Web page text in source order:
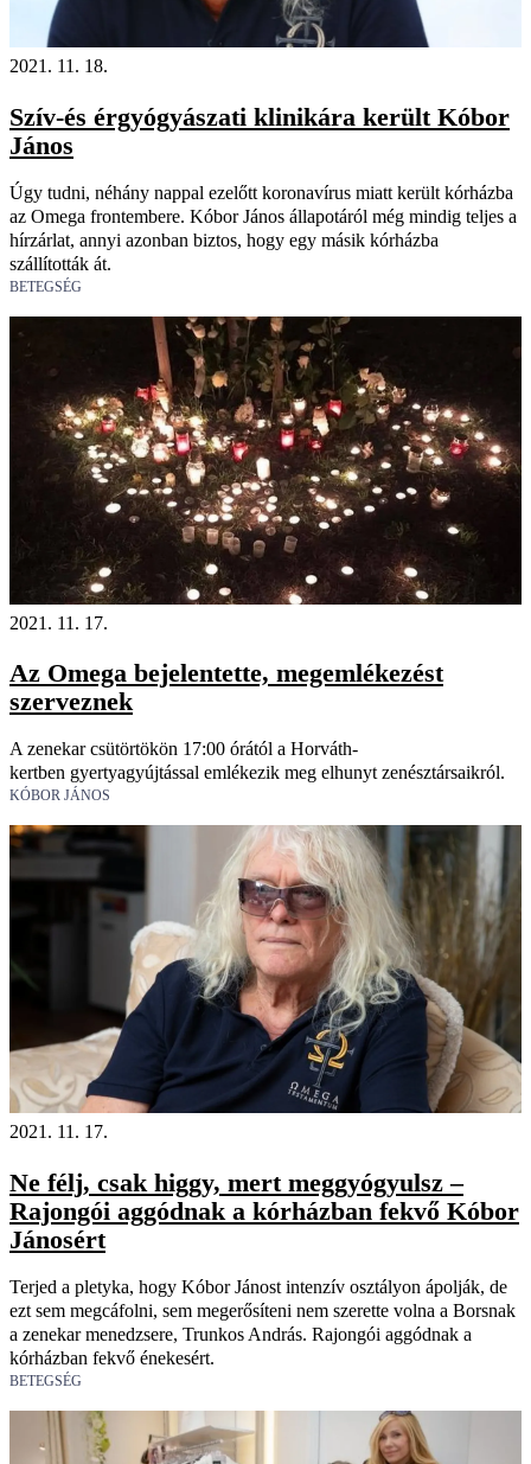
2021. 11. 18.
Szív-és érgyógyászati klinikára került Kóbor
János
Úgy tudni, néhány nappal ezelőtt koronavírus miatt került kórházba
az Omega frontembere. Kóbor János állapotáról még mindig teljes a
hírzárlat, annyi azonban biztos, hogy egy másik kórházba
szállították át.
BETEGSÉG
2021. 11. 17.
Az Omega bejelentette, megemlékezést
szerveznek
A zenekar csütörtökön 17:00 órától a Horváth-
kertben gyertyagyújtással emlékezik meg elhunyt zenésztársaikról.
KÓBOR JÁNOS
2021. 11. 17.
Ne félj, csak higgy, mert meggyógyulsz –
Rajongói aggódnak a kórházban fekvő Kóbor
Jánosért
Terjed a pletyka, hogy Kóbor Jánost intenzív osztályon ápolják, de
ezt sem megcáfolni, sem megerősíteni nem szerette volna a Borsnak
a zenekar menedzsere, Trunkos András. Rajongói aggódnak a
kórházban fekvő énekesért.
BETEGSÉG